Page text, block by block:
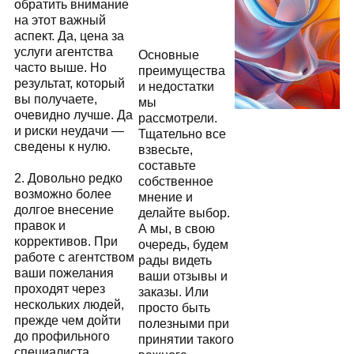
обратить внимание
на этот важный
аспект. Да, цена за
услуги агентства
часто выше. Но
результат, который
вы получаете,
очевидно лучше. Да
и риски неудачи —
сведены к нулю.
2. Довольно редко
возможно более
долгое внесение
правок и
коррективов. При
работе с агентством
ваши пожелания
проходят через
нескольких людей,
прежде чем дойти
до профильного
Основные
преимущества
и недостатки
мы
рассмотрели.
Тщательно все
взвесьте,
составьте
собственное
мнение и
делайте выбор.
А мы, в свою
очередь, будем
рады видеть
ваши отзывы и
заказы. Или
просто быть
полезными при
принятии такого